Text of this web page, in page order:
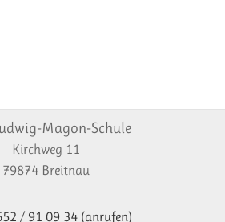
Magon-Schule
Kirchweg 11
79874 Breitnau
/ 91 09 34